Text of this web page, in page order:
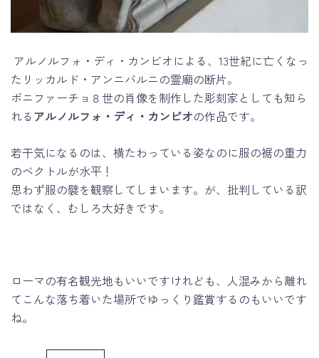
アルノルフォ・ディ・カンビオによる、13世紀に亡くなっ
たリッカルド・アンニバルニの霊廟の断片。
ボニファーチョ８世の肖像を制作した彫刻家としても知ら
れる アルノルフォ・ディ・カンビオの作品です。
若干気になるのは、横たわっている姿なのに服の裾の重力
のベクトルが水平！
思わず服の襞を観察してしまいます。が、批判している訳
ではなく、むしろ大好きです。
ローマの有名観光地もいいですけれども、人混みから離れ
てこんな落ち着いた場所でゆっくり鑑賞するのもいいです
ね。